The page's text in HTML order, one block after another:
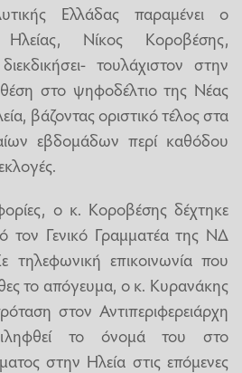
Ελλάδας παραμένει ο
Ηλείας, Νίκος Κοροβέσης,
τουλάχιστον στην
στο ψηφοδέλτιο της Νέας
βάζοντας οριστικό τέλος στα
εβδομάδων περί καθόδου
ο κ. Κοροβέσης δέχτηκε
τον Γενικό Γραμματέα της ΝΔ
επικοινωνία που
το απόγευμα, ο κ. Κυρανάκης
στον Αντιπεριφερειάρχη
το όνομά του στο
στην Ηλεία στις επόμενες